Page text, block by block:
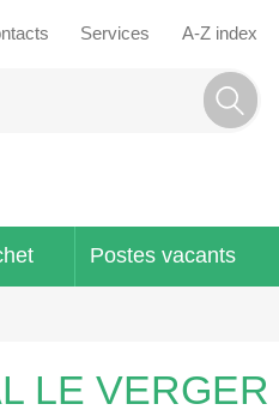
Services A-Z index
Postes vacants
LE VERGER